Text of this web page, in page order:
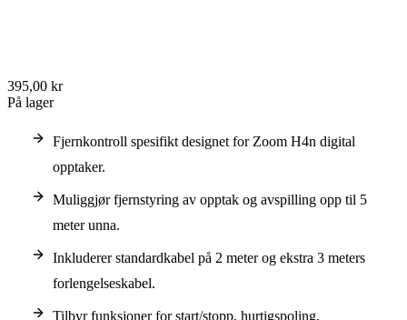
395,00 kr
På lager
Fjernkontroll spesifikt designet for Zoom H4n digital
opptaker.
Muliggjør fjernstyring av opptak og avspilling opp til 5
meter unna.
Inkluderer standardkabel på 2 meter og ekstra 3 meters
forlengelseskabel.
Tilbyr funksjoner for start/stopp, hurtigspoling,